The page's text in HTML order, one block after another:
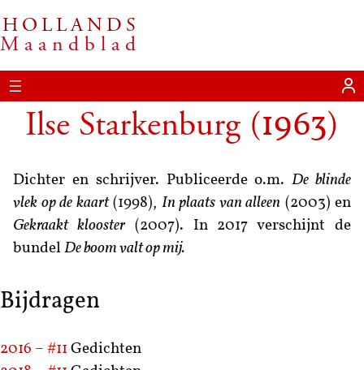
HOLLANDS
Maandblad
Ilse Starkenburg (1963)
Dichter en schrijver. Publiceerde o.m.De blinde
vlek op de kaart (1998), In plaats van alleen (2003) en
Gekraakt klooster
(2007). In 2017 verschijnt de
bundel De boom valt op mij.
Bijdragen
2016 – #11 Gedichten